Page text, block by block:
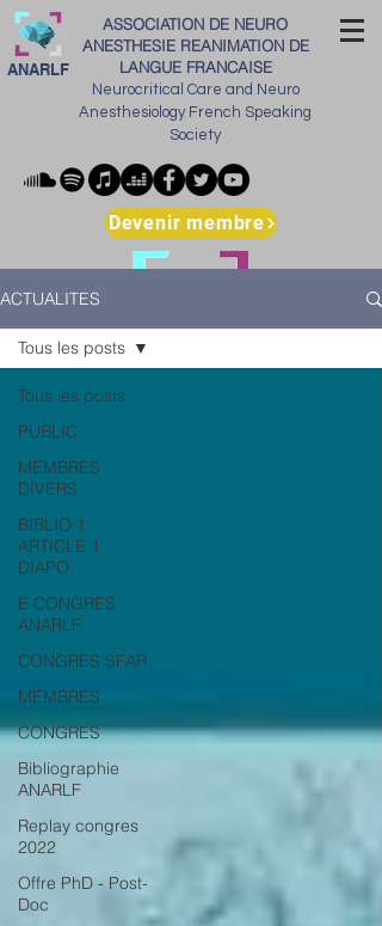
ASSOCIATION DE NEURO
ANESTHESIE REANIMATION DE
LANGUE FRANCAISE
Neurocritical Care and Neuro
Anesthesiology French Speaking
Society
ANARLF
Devenir membre
ACTUALITES
Tous les posts
PUBLIC
MEMBRES
DIVERS
BIBLIO 1
ARTICLE 1
DIAPO
E CONGRES
ANARLF
CONGRES SFAR
MEMBRES
CONGRES
Bibliographie
ANARLF
Replay congres
2022
Offre PhD - Post-
Doc
Tous les posts